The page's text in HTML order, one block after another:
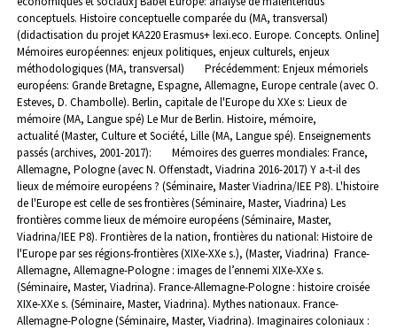
conceptuels. Histoire conceptuelle comparée du (MA, transversal)
(didactisation du projet KA220 Erasmus+ lexi.eco. Europe. Concepts. Online]
Mémoires européennes: enjeux politiques, enjeux culturels, enjeux
méthodologiques (MA, transversal)
Précédemment: Enjeux mémoriels
européens: Grande Bretagne, Espagne, Allemagne, Europe centrale (avec O.
Esteves, D. Chambolle). Berlin, capitale de l'Europe du XXe s: Lieux de
mémoire (MA, Langue spé) Le Mur de Berlin. Histoire, mémoire,
actualité (Master, Culture et Société, Lille (MA, Langue spé). Enseignements
passés (archives, 2001-2017):
Mémoires des guerres mondiales: France,
Allemagne, Pologne (avec N. Offenstadt, Viadrina 2016-2017) Y a-t-il des
lieux de mémoire européens ? (Séminaire, Master Viadrina/IEE P8). L'histoire
de l'Europe est celle de ses frontières (Séminaire, Master, Viadrina) Les
frontières comme lieux de mémoire européens (Séminaire, Master,
Viadrina/IEE P8). Frontières de la nation, frontières du national: Histoire de
l'Europe par ses régions-frontières (XIXe-XXe s.), (Master, Viadrina) France-
Allemagne, Allemagne-Pologne : images de l’ennemi XIXe-XXe s.
(Séminaire, Master, Viadrina). France-Allemagne-Pologne : histoire croisée
XIXe-XXe s. (Séminaire, Master, Viadrina). Mythes nationaux. France-
Allemagne-Pologne (Séminaire, Master, Viadrina). Imaginaires coloniaux :